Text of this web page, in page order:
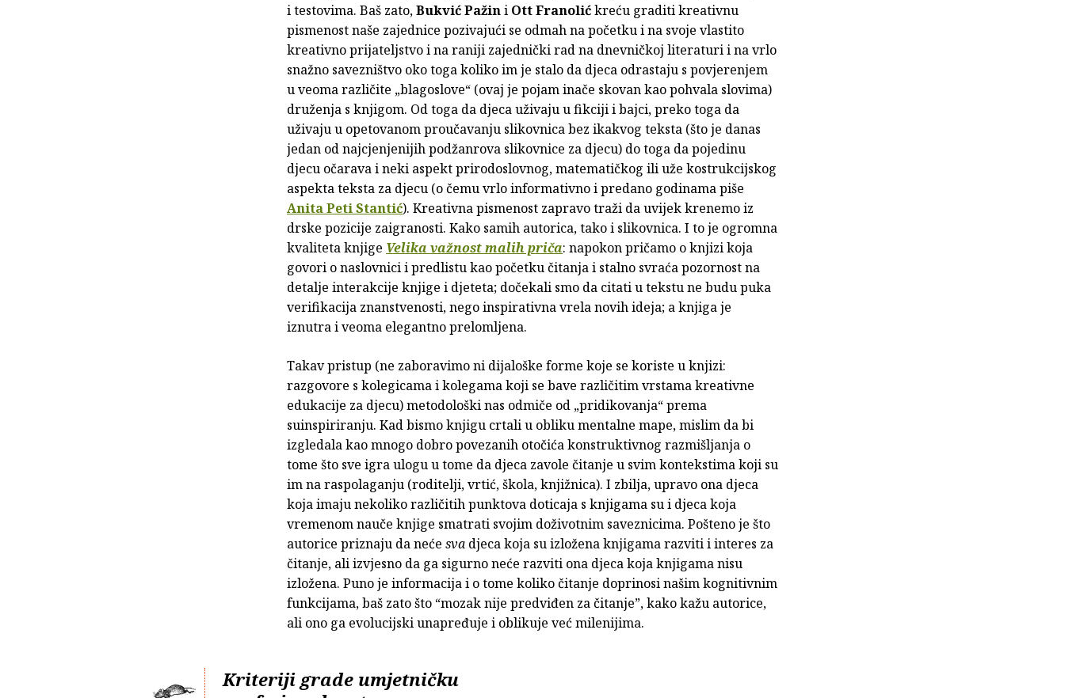
i testovima. Baš zato,Bukvić Pažini Ott Franolićkreću graditi kreativnu
pismenost naše zajednice pozivajući se odmah na početku i na svoje vlastito
kreativno prijateljstvo i na raniji zajednički rad na dnevničkoj literaturi i na vrlo
snažno savezništvo oko toga koliko im je stalo da djeca odrastaju s povjerenjem
u veoma različite „blagoslove“ (ovaj je pojam inače skovan kao pohvala slovima)
druženja s knjigom. Od toga da djeca uživaju u fikciji i bajci, preko toga da
uživaju u opetovanom proučavanju slikovnica bez ikakvog teksta (što je danas
jedan od najcjenjenijih podžanrova slikovnice za djecu) do toga da pojedinu
djecu očarava i neki aspekt prirodoslovnog, matematičkog ili uže kostrukcijskog
aspekta teksta za djecu (o čemu vrlo informativno i predano godinama piše
Anita Peti Stantić). Kreativna pismenost zapravo traži da uvijek krenemo iz
drske pozicije zaigranosti. Kako samih autorica, tako i slikovnica. I to je ogromna
kvaliteta knjige Velika važnost malih priča: napokon pričamo o knjizi koja
govori o naslovnici i predlistu kao početku čitanja i stalno svraća pozornost na
detalje interakcije knjige i djeteta; dočekali smo da citati u tekstu ne budu puka
verifikacija znanstvenosti, nego inspirativna vrela novih ideja; a knjiga je
iznutra i veoma elegantno prelomljena.
Takav pristup (ne zaboravimo ni dijaloške forme koje se koriste u knjizi:
razgovore s kolegicama i kolegama koji se bave različitim vrstama kreativne
edukacije za djecu) metodološki nas odmiče od „pridikovanja“ prema
suinspiriranju. Kad bismo knjigu crtali u obliku mentalne mape, mislim da bi
izgledala kao mnogo dobro povezanih otočića konstruktivnog razmišljanja o
tome što sve igra ulogu u tome da djeca zavole čitanje u svim kontekstima koji su
im na raspolaganju (roditelji, vrtić, škola, knjižnica). I zbilja, upravo ona djeca
koja imaju nekoliko različitih punktova doticaja s knjigama su i djeca koja
vremenom nauče knjige smatrati svojim doživotnim saveznicima. Pošteno je što
autorice priznaju da neće sva djeca koja su izložena knjigama razviti i interes za
čitanje, ali izvjesno da ga sigurno neće razviti ona djeca koja knjigama nisu
izložena. Puno je informacija i o tome koliko čitanje doprinosi našim kognitivnim
funkcijama, baš zato što “mozak nije predviđen za čitanje”, kako kažu autorice,
ali ono ga evolucijski unapređuje i oblikuje već milenijima.
Kriteriji grade umjetničku